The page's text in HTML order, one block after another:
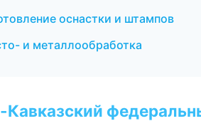
оснастки и штампов
и металлообработка